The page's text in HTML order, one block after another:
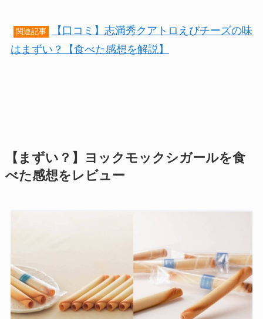
関連記事
【口コミ】志満秀クアトロえびチーズの味
はまずい？【食べた感想を解説】
【まずい？】ヨックモックシガールを食
べた感想をレビュー